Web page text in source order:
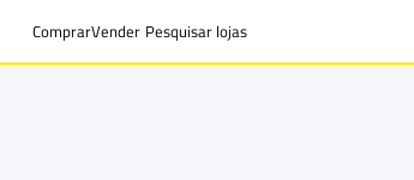
ComprarVender Pesquisar lojas